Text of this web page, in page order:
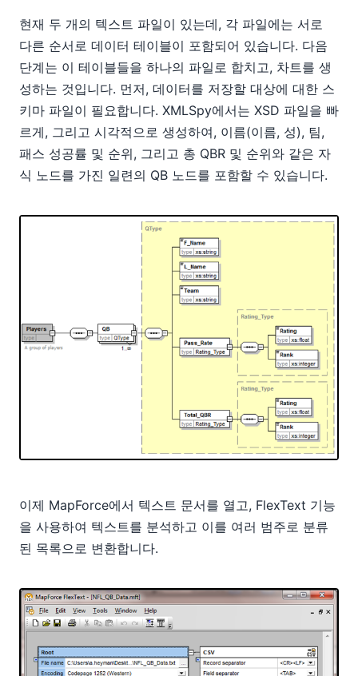
현재 두 개의 텍스트 파일이 있는데, 각 파일에는 서로
다른 순서로 데이터 테이블이 포함되어 있습니다. 다음
단계는 이 테이블들을 하나의 파일로 합치고, 차트를 생
성하는 것입니다. 먼저, 데이터를 저장할 대상에 대한 스
키마 파일이 필요합니다. XMLSpy에서는 XSD 파일을 빠
르게, 그리고 시각적으로 생성하여, 이름(이름, 성), 팀,
패스 성공률 및 순위, 그리고 총 QBR 및 순위와 같은 자
식 노드를 가진 일련의 QB 노드를 포함할 수 있습니다.
이제 MapForce에서 텍스트 문서를 열고, FlexText 기능
을 사용하여 텍스트를 분석하고 이를 여러 범주로 분류
된 목록으로 변환합니다.